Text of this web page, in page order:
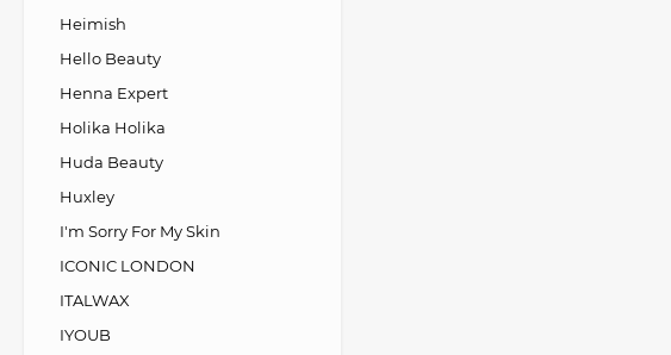
Heimish
Hello Beauty
Henna Expert
Holika Holika
Huda Beauty
Huxley
I'm Sorry For My Skin
ICONIC LONDON
ITALWAX
IYOUB